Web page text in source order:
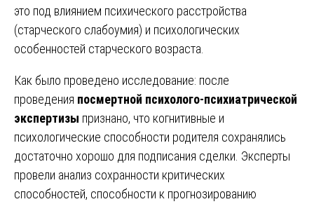
это под влиянием психического расстройства
(старческого слабоумия) и психологических
особенностей старческого возраста.
Как было проведено исследование: после
проведения посмертной психолого-психиатрической
экспертизы признано, что когнитивные и
психологические способности родителя сохранялись
достаточно хорошо для подписания сделки. Эксперты
провели анализ сохранности критических
способностей, способности к прогнозированию